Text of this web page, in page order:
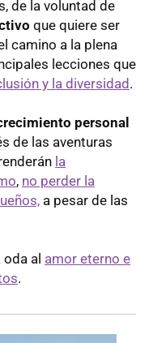
de la voluntad de
que quiere ser
camino a la plena
lecciones que
y la diversidad .
personal
de las aventuras
la
, no perder la
a pesar de las
al amor eterno e
.